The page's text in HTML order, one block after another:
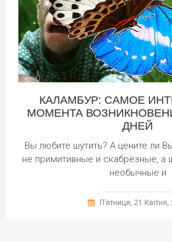
КАЛАМБУР: САМОЕ
МОМЕНТА
ДНЕЙ
Вы любите шутить? А цените ли
не примитивные и скабрёзные, а
необычные и
П’ятниця, 21 Квітня,